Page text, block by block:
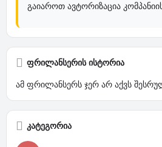
გაიაროთ ავტორიზაცია
ფრილანსერის ისტორია
ამ ფრილანსერს ჯერ არ აქვს
კატეგორია